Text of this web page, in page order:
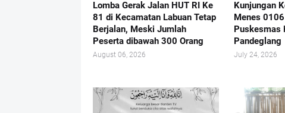
Lomba Gerak Jalan HUT RI Ke
81 di Kecamatan Labuan Tetap
Berjalan, Meski Jumlah
Peserta dibawah 300 Orang
August 06, 2026
Kunjungan
Menes
Puskesmas
Pandeglang
July 24, 2026